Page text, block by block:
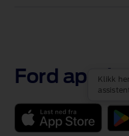
Ford Klikk her chatte